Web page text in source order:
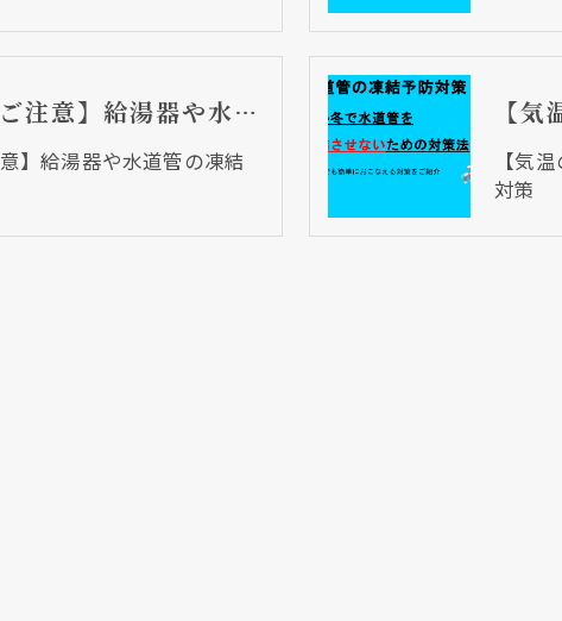
【気温の低下にご注意】給湯器や水道管の凍結対策【再掲載】
】給湯器や水道管の凍結
【気
対策